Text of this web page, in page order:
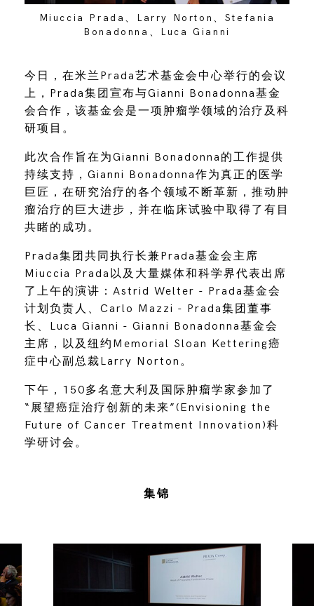
Miuccia Prada、Larry Norton、Stefania
Bonadonna、Luca Gianni
今日，在米兰Prada艺术基金会中心举行的会议
上，Prada集团宣布与Gianni Bonadonna基金
会合作，该基金会是一项肿瘤学领域的治疗及科
研项目。
此次合作旨在为Gianni Bonadonna的工作提供
持续支持，Gianni Bonadonna作为真正的医学
巨匠，在研究治疗的各个领域不断革新，推动肿
瘤治疗的巨大进步，并在临床试验中取得了有目
共睹的成功。
Prada集团共同执行长兼Prada基金会主席
Miuccia Prada以及大量媒体和科学界代表出席
了上午的演讲：Astrid Welter - Prada基金会
计划负责人、Carlo Mazzi - Prada集团董事
长、Luca Gianni - Gianni Bonadonna基金会
主席，以及纽约Memorial Sloan Kettering癌
症中心副总裁Larry Norton。
下午，150多名意大利及国际肿瘤学家参加了
“展望癌症治疗创新的未来”(Envisioning the
Future of Cancer Treatment Innovation)科
学研讨会。
集锦